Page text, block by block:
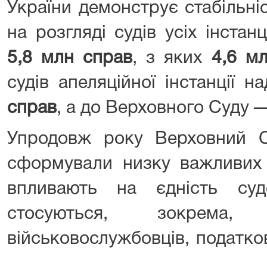
України демонструє
на розгляді судів усіх
5,8 млн справ, з яких 4,6
судів апеляційної інстанції
справ, а до Верховного Суду
Упродовж року Верховний
сформували низку
впливають на єдність
стосуються,
військовослужбовців,